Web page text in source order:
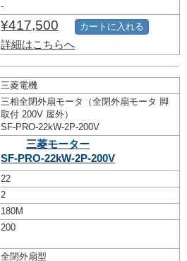
-
¥417,500
詳細はこちらへ
カートに入れる
三菱電機
三相全閉外扇モータ（全閉外扇モータ 脚
取付 200V 屋外）
SF-PRO-22kW-2P-200V
三菱モーター
SF-PRO-22kW-2P-200V
22
2
180M
200
全閉外扇型